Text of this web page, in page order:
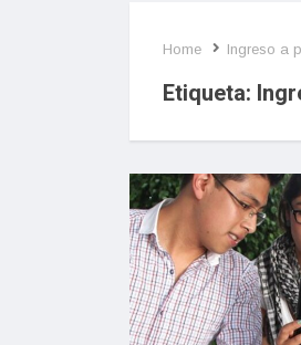
Home Ingreso a
Etiqueta: